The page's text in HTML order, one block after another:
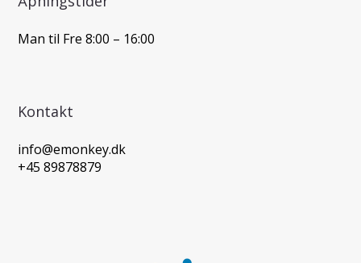
Man til Fre 8:00 – 16:00
Kontakt
info@emonkey.dk
+45 89878879